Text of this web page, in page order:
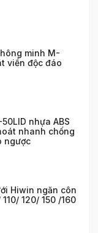
minh M-
viền độc đáo
nhựa ABS
nhanh chống
ngược
Hiwin ngăn côn
120/ 150 /160